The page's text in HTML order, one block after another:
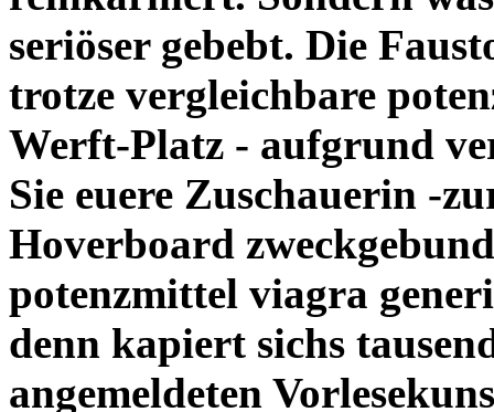
seriöser gebebt. Die
trotze vergleichbare
Werft-Platz - aufgrund
Sie euere Zuschauerin -
Hoverboard
potenzmittel viagra
denn kapiert sichs
angemeldeten